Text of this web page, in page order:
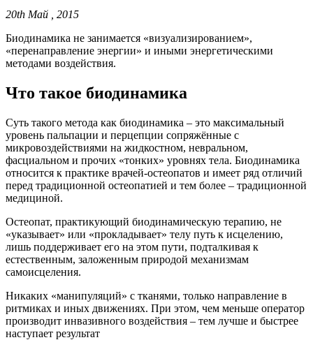
20th Май , 2015
Биодинамика не занимается «визуализированием»,
«перенаправление энергии» и иными энергетическими
методами воздействия.
Что такое биодинамика
Суть такого метода как биодинамика – это максимальный
уровень пальпации и перцепции сопряжённые с
микровоздействиями на жидкостном, невральном,
фасциальном и прочих «тонких» уровнях тела. Биодинамика
относится к практике врачей-остеопатов и имеет ряд отличий
перед традиционной остеопатией и тем более – традиционной
медициной.
Остеопат, практикующий биодинамическую терапию, не
«указывает» или «прокладывает» телу путь к исцелению,
лишь поддерживает его на этом пути, подталкивая к
естественным, заложенным природой механизмам
самоисцеления.
Никаких «манипуляций» с тканями, только направление в
ритмиках и иных движениях. При этом, чем меньше оператор
производит инвазивного воздействия – тем лучше и быстрее
наступает результат